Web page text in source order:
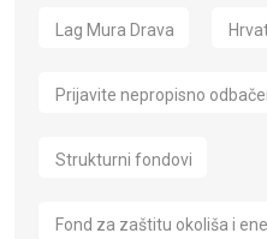
Lag Mura Drava
Prijavite nepropisno
Strukturni fondovi
Fond za zaštitu okoliša i